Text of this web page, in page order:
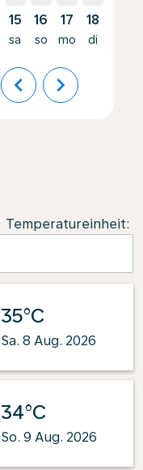
15
sa
16
so
17
mo
18
di
chevron_left chevron_right
Temperatureinheit:
35°C
Sa. 8 Aug. 2026
34°C
So. 9 Aug. 2026